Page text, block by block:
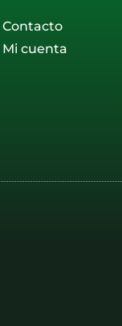
Contacto
Mi cuenta